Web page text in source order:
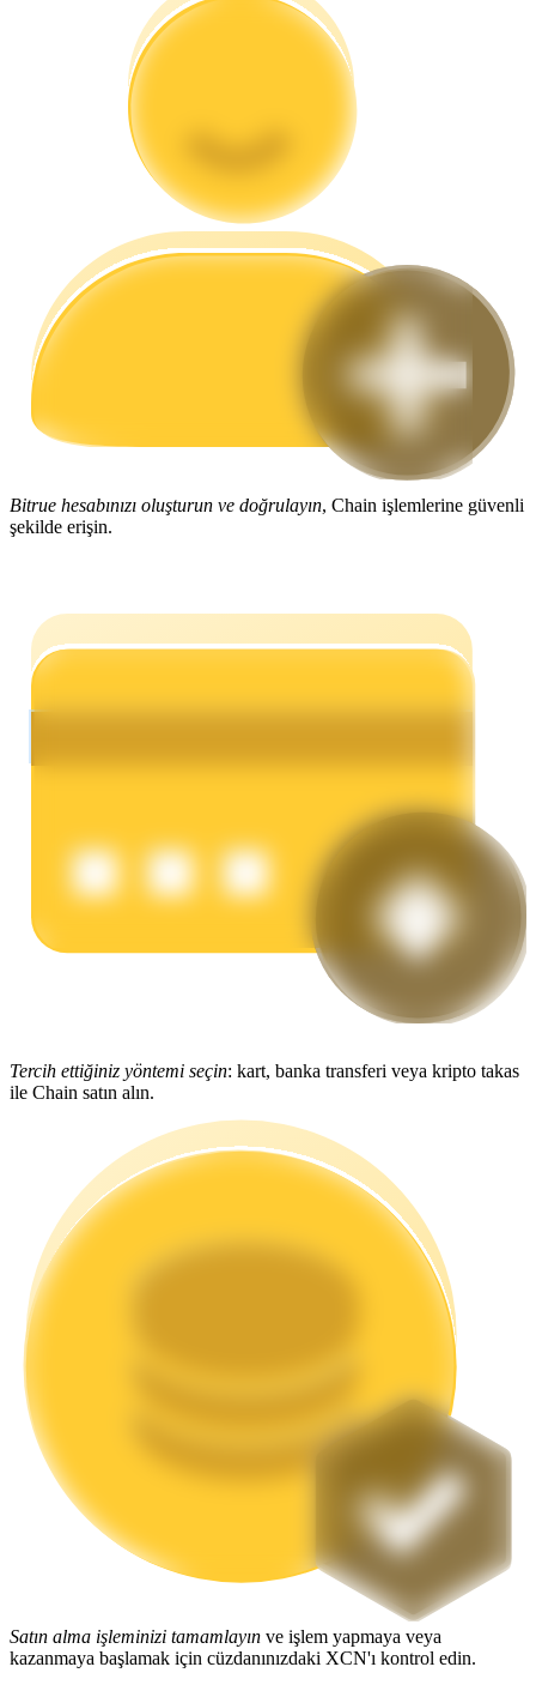
Vadeli İşlemler Başlangıç Kılavuzu
Kazan
Power Piggy
Günlük rekabetçi ödüller kazanın
Staking
Yüksek getiri ve anında erişim
Launchpool
Popüler token'lar kazanmak için esnek staking
Bitrue hesabınızı oluşturun ve doğrulayın, Chain işlemlerine güvenli
şekilde erişin.
Tercih ettiğiniz yöntemi seçin: kart, banka transferi veya kripto takas
ile Chain satın alın.
Satın alma işleminizi tamamlayın ve işlem yapmaya veya
kazanmaya başlamak için cüzdanınızdaki XCN'ı kontrol edin.